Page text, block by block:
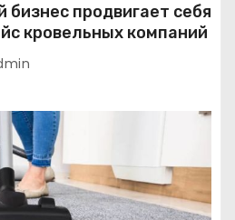
бизнес продвигает себя
кровельных компаний